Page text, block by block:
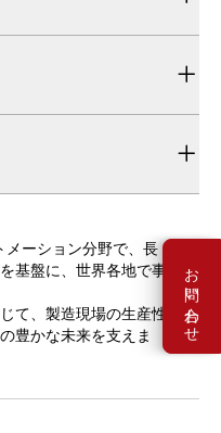
お問い合わせ
メーション分野で、長
基盤に、世界各地で事
て、製造現場の生産性
豊かな未来を支えま